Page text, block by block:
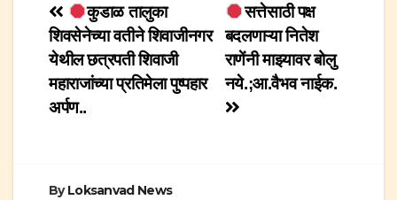
Post
navigation
सत्तेसाठी पक्ष
बदलणाऱ्या नितेश
राणेंनी माझ्यावर बोलु
नये.;आ.वैभव नाईक.
कुडाळ तालुका
शिवसेनेच्या वतीने शिवाजीनगर
येथील छत्रपती शिवाजी
महाराजांच्या प्रतिमेला पुष्पहार
अर्पण..
ByLoksanvad News